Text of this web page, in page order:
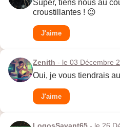
Super, tiens nous au
croustillantes ! 😉
J'aime
Zenith - le 03 Décembre
Oui, je vous tiendrais
J'aime